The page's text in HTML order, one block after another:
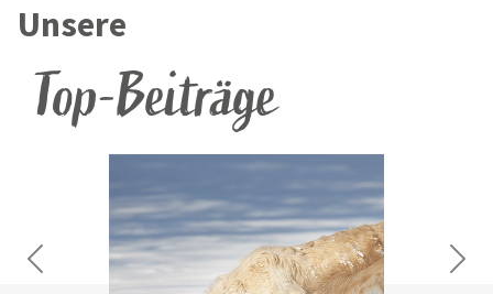
Unsere
Top-Beiträge
Previous Next